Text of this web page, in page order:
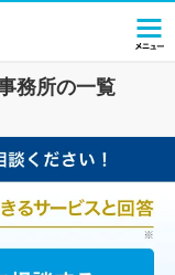
務所の一覧